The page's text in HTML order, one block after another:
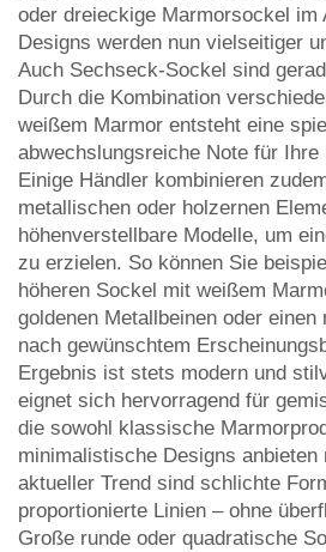
oder dreieckige Marmorsockel im
Designs werden nun vielseitiger
Auch Sechseck-Sockel sind
Durch die Kombination
weißem Marmor entsteht eine
abwechslungsreiche Note für Ihre
Einige Händler kombinieren
metallischen oder holzernen
höhenverstellbare Modelle, um
zu erzielen. So können Sie
höheren Sockel mit weißem
goldenen Metallbeinen oder
nach gewünschtem
Ergebnis ist stets modern und
eignet sich hervorragend für
die sowohl klassische
minimalistische Designs
aktueller Trend sind schlichte
proportionierte Linien – ohne
Große runde oder quadratische